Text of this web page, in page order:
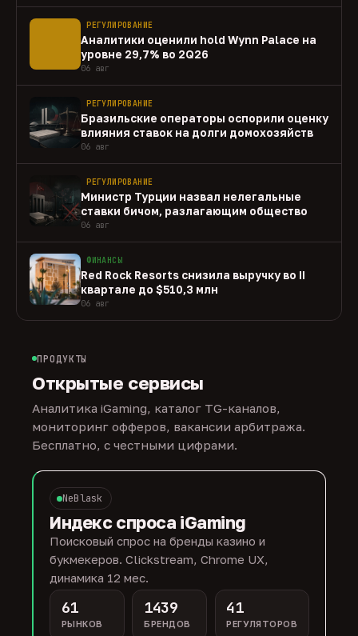
РЕГУЛИРОВАНИЕ
Аналитики оценили hold Wynn Palace на
уровне 29,7% во 2Q26
06 авг
РЕГУЛИРОВАНИЕ
Бразильские операторы оспорили оценку
влияния ставок на долги домохозяйств
06 авг
РЕГУЛИРОВАНИЕ
Министр Турции назвал нелегальные
ставки бичом, разлагающим общество
06 авг
ФИНАНСЫ
Red Rock Resorts снизила выручку во II
квартале до $510,3 млн
06 авг
ПРОДУКТЫ
Открытые сервисы
Аналитика iGaming, каталог TG-каналов,
мониторинг офферов, вакансии арбитража.
Бесплатно, с честными цифрами.
NeBlask
Индекс спроса iGaming
Поисковый спрос на бренды казино и
букмекеров. Clickstream, Chrome UX,
динамика 12 мес.
61
РЫНКОВ
1439
БРЕНДОВ
41
РЕГУЛЯТОРОВ